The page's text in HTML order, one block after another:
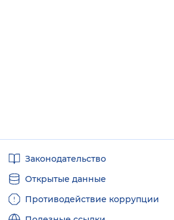
ссылкиЗаконодательство
Открытые данные
Противодействие коррупции